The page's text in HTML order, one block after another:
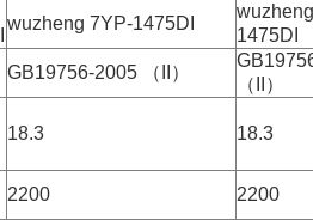
wuzheng 7YP-1475DI
1475DI
GB19756-2005 （II）
（II）
18.3 18.3
2200
2200